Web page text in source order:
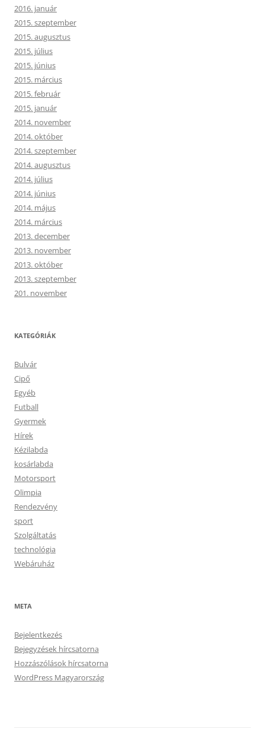
2016. január
2015. szeptember
2015. augusztus
2015. július
2015. június
2015. március
2015. február
2015. január
2014. november
2014. október
2014. szeptember
2014. augusztus
2014. július
2014. június
2014. május
2014. március
2013. december
2013. november
2013. október
2013. szeptember
201. november
KATEGÓRIÁK
Bulvár
Cipő
Egyéb
Futball
Gyermek
Hírek
Kézilabda
kosárlabda
Motorsport
Olimpia
Rendezvény
sport
Szolgáltatás
technológia
Webáruház
META
Bejelentkezés
Bejegyzések hírcsatorna
Hozzászólások hírcsatorna
WordPress Magyarország